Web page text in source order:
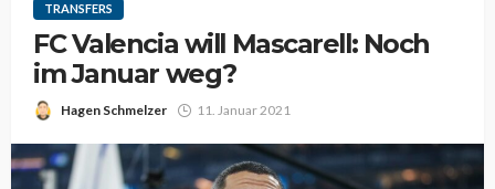
TRANSFERS
FC Valencia will Mascarell: Noch
im Januar weg?
Hagen Schmelzer 11. Januar 2021